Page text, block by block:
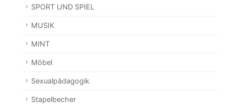
SPORT UND SPIEL
MUSIK
MINT
Möbel
Sexualpädagogik
Stapelbecher